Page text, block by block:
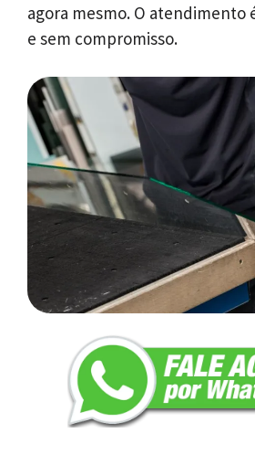
agora mesmo. O atendimento
e sem compromisso.